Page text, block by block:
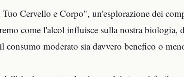
Cervello e Corpo", un'esplorazione dei
come l'alcol influisce sulla nostra biologia,
moderato sia davvero benefico o